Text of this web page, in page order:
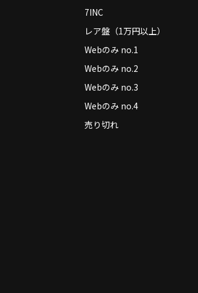
7INC
レア盤（1万円以上）
Webのみ no.1
Webのみ no.2
Webのみ no.3
Webのみ no.4
売り切れ